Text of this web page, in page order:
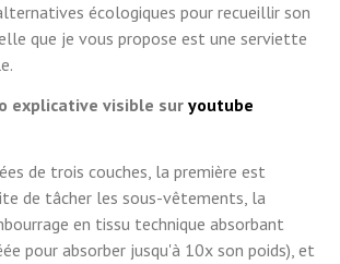
écologiques pour recueillir son
que je vous propose est une serviette
explicative visible sur youtube
de trois couches, la première est
de tâcher les sous-vêtements, la
en tissu technique absorbant
pour absorber jusqu'à 10x son poids), et